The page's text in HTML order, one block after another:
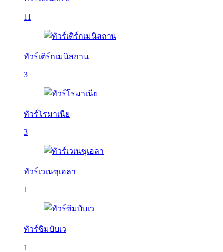
11
ทัวร์เติร์กเมนิสถาน
3
ทัวร์โรมาเนีย
3
ทัวร์เวเนซุเอลา
1
ทัวร์ซิมบับเว
1